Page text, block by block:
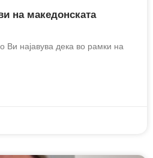
на македонската
Ви најавува дека во рамки на